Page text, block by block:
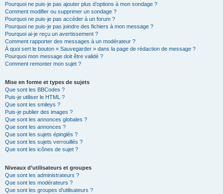
Pourquoi ne puis-je pas ajouter plus d’options à mon sondage ?
Comment modifier ou supprimer un sondage ?
Pourquoi ne puis-je pas accéder à un forum ?
Pourquoi ne puis-je pas joindre des fichiers à mon message ?
Pourquoi ai-je reçu un avertissement ?
Comment rapporter des messages à un modérateur ?
À quoi sert le bouton « Sauvegarder » dans la page de rédaction de message ?
Pourquoi mon message doit être validé ?
Comment remonter mon sujet ?
Mise en forme et types de sujets
Que sont les BBCodes ?
Puis-je utiliser le HTML ?
Que sont les smileys ?
Puis-je publier des images ?
Que sont les annonces globales ?
Que sont les annonces ?
Que sont les sujets épinglés ?
Que sont les sujets verrouillés ?
Que sont les icônes de sujet ?
Niveaux d’utilisateurs et groupes
Que sont les administrateurs ?
Que sont les modérateurs ?
Que sont les groupes d’utilisateurs ?